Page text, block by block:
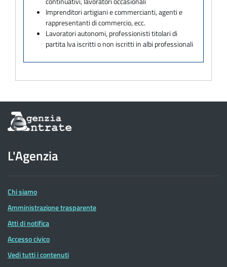
Imprenditori artigiani e commercianti, agenti e
rappresentanti di commercio, ecc.
Lavoratori autonomi, professionisti titolari di
partita Iva iscritti o non iscritti in albi professionali
Informazioni
sul
dell'Agenzia
delle
Entrate
L'Agenzia
Chi siamo
Amministrazione trasparente
Atti di notifica
Accesso civico
Vedi tutti i contenuti